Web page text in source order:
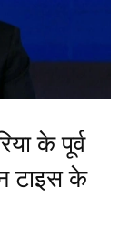
के पूर्व
टाइस के